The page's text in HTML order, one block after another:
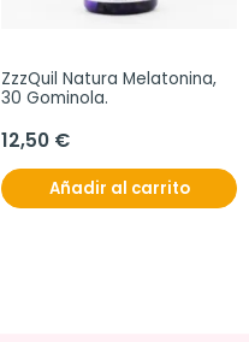
ZzzQuil Natura Melatonina,
30 Gominola.
12,50 €
Añadir al carrito